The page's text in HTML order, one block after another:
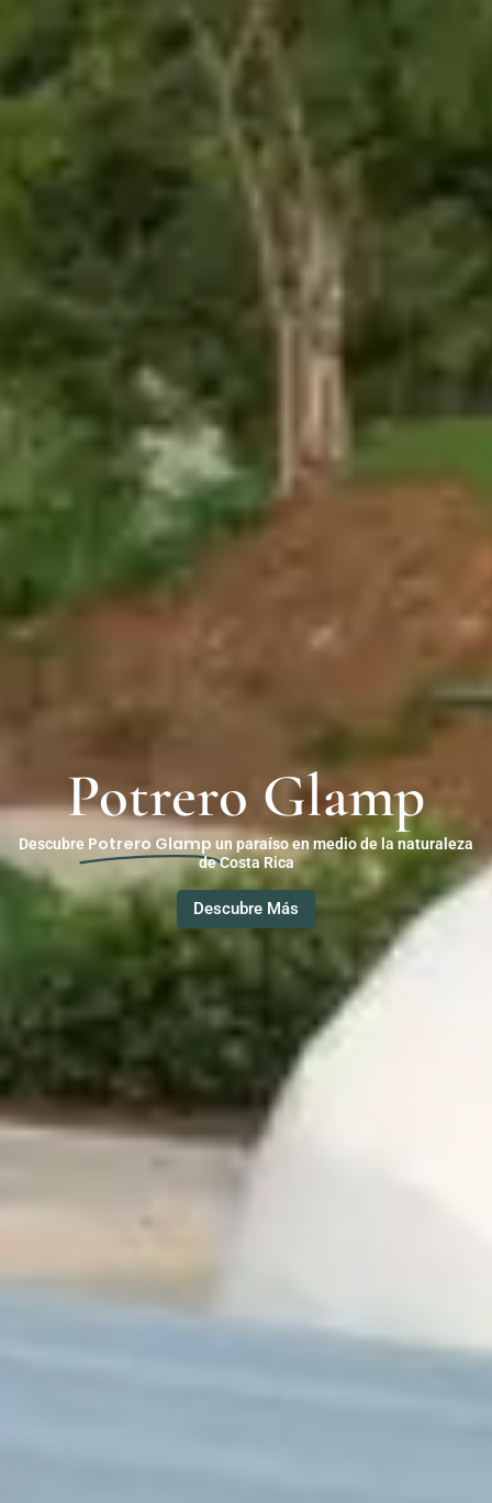
Potrero Glamp
Descubre Potrero Glamp un paraíso en medio de la naturaleza
de Costa Rica
Descubre Más